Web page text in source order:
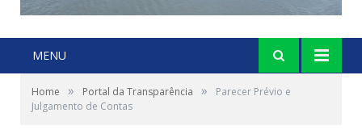
MENU
Home » Portal da Transparência »
Parecer Prévio e
Julgamento de Contas